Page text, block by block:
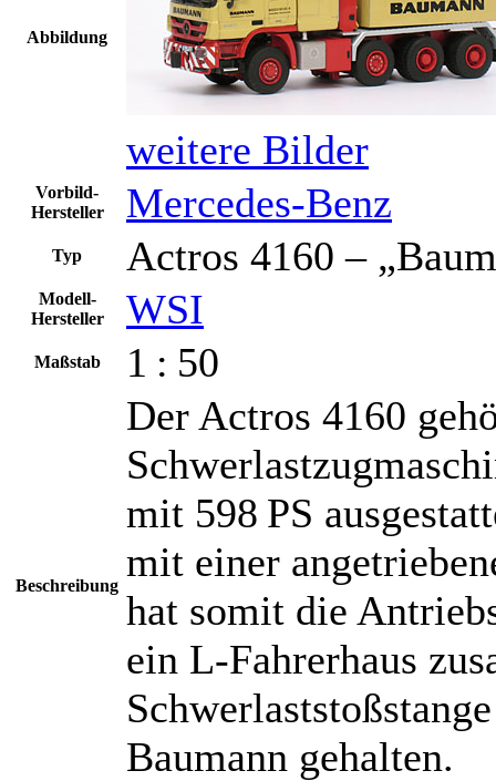
Abbildung
weitere Bilder
Vorbild-
Hersteller
Mercedes-Benz
Typ Actros 4160 –
Modell-
Hersteller
WSI
Maßstab 1 : 50
Beschreibung
Der Actros 4160
mit 598 PS
mit einer
hat somit die
ein L-Fahrerhaus
Baumann gehalten.